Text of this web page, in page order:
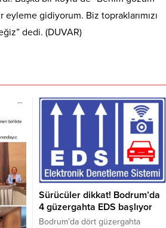
gidiyorum. Biz topraklarımızı
dedi. (DUVAR)
Sürücüler dikkat! Bodrum’da
4 güzergahta EDS başlıyor
Bodrum’da dört güzergahta